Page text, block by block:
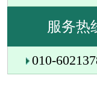
服务热
010-